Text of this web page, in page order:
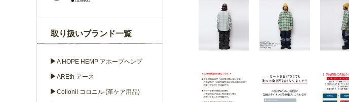
取り扱いブランド一覧
▶ A HOPE HEMP アホープヘンプ
▶ AREth アース
▶ Collonil コロニル (革ケア用品)